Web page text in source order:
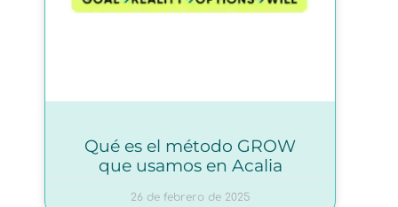
Qué es el método GROW
que usamos en Acalia
26 de febrero de 2025